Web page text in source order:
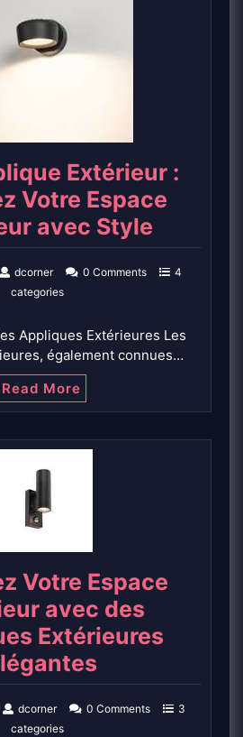
Extérieur :
Votre Espace
avec Style
dcorner 0 Comments
4
categories
Appliques Extérieures Les
également connues…
Read More
Votre Espace
avec des
Extérieures
dcorner 0 Comments
3
categories